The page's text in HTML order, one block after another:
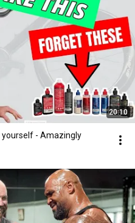
20:10
yourself - Amazingly